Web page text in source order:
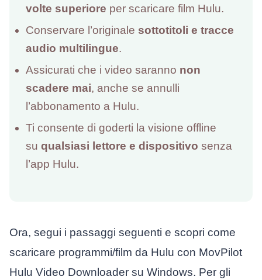
volte superiore per scaricare film Hulu.
Conservare l’originale sottotitoli e tracce
audio multilingue.
Assicurati che i video saranno non
scadere mai, anche se annulli
l’abbonamento a Hulu.
Ti consente di goderti la visione offline
suqualsiasi lettore e dispositivo senza
l’app Hulu.
Ora, segui i passaggi seguenti e scopri come
scaricare programmi/film da Hulu con MovPilot
Hulu Video Downloader su Windows. Per gli